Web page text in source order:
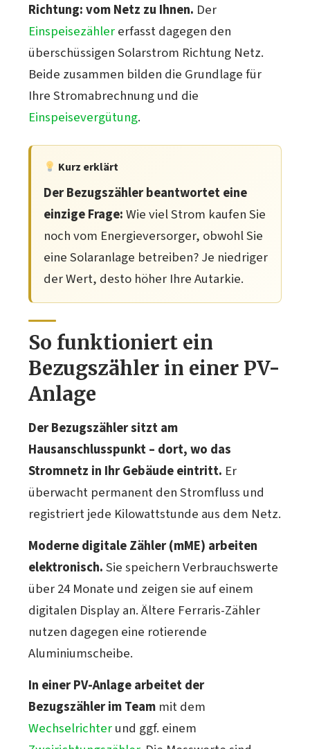
Richtung: vom Netz zu Ihnen. Der
Einspeisezählererfasst dagegen den
überschüssigen Solarstrom Richtung Netz.
Beide zusammen bilden die Grundlage für
Ihre Stromabrechnung und die
Einspeisevergütung.
Kurz erklärt
Der Bezugszähler beantwortet eine
einzige Frage:Wie viel Strom kaufen Sie
noch vom Energieversorger, obwohl Sie
eine Solaranlage betreiben? Je niedriger
der Wert, desto höher Ihre Autarkie.
So funktioniert ein
Bezugszähler in einer PV-
Anlage
Der Bezugszähler sitzt am
Hausanschlusspunkt – dort, wo das
Stromnetz in Ihr Gebäude eintritt. Er
überwacht permanent den Stromfluss und
registriert jede Kilowattstunde aus dem Netz.
Moderne digitale Zähler (mME) arbeiten
elektronisch.Sie speichern Verbrauchswerte
über 24 Monate und zeigen sie auf einem
digitalen Display an. Ältere Ferraris-Zähler
nutzen dagegen eine rotierende
Aluminiumscheibe.
In einer PV-Anlage arbeitet der
Bezugszähler im Team mit dem
Wechselrichterund ggf. einem